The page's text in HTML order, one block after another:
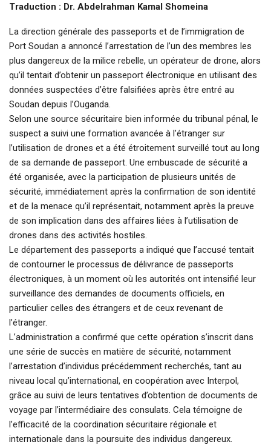
Traduction : Dr. Abdelrahman Kamal Shomeina
La direction générale des passeports et de l’immigration de
Port Soudan a annoncé l’arrestation de l’un des membres les
plus dangereux de la milice rebelle, un opérateur de drone, alors
qu’il tentait d’obtenir un passeport électronique en utilisant des
données suspectées d’être falsifiées après être entré au
Soudan depuis l’Ouganda.
Selon une source sécuritaire bien informée du tribunal pénal, le
suspect a suivi une formation avancée à l’étranger sur
l’utilisation de drones et a été étroitement surveillé tout au long
de sa demande de passeport. Une embuscade de sécurité a
été organisée, avec la participation de plusieurs unités de
sécurité, immédiatement après la confirmation de son identité
et de la menace qu’il représentait, notamment après la preuve
de son implication dans des affaires liées à l’utilisation de
drones dans des activités hostiles.
Le département des passeports a indiqué que l’accusé tentait
de contourner le processus de délivrance de passeports
électroniques, à un moment où les autorités ont intensifié leur
surveillance des demandes de documents officiels, en
particulier celles des étrangers et de ceux revenant de
l’étranger.
L’administration a confirmé que cette opération s’inscrit dans
une série de succès en matière de sécurité, notamment
l’arrestation d’individus précédemment recherchés, tant au
niveau local qu’international, en coopération avec Interpol,
grâce au suivi de leurs tentatives d’obtention de documents de
voyage par l’intermédiaire des consulats. Cela témoigne de
l’efficacité de la coordination sécuritaire régionale et
internationale dans la poursuite des individus dangereux.